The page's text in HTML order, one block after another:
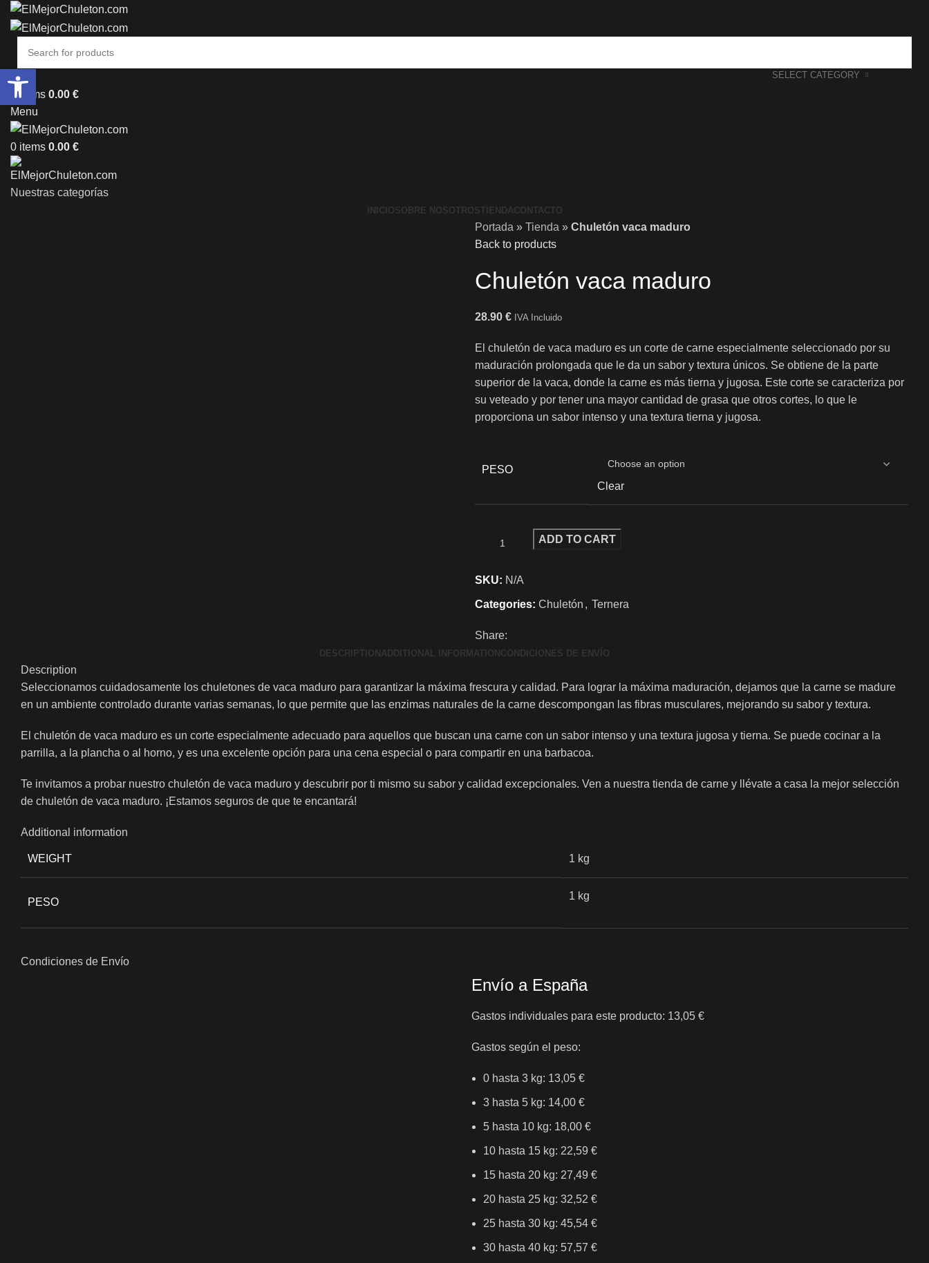
SELECT CATEGORY
0 items 0.00 €
Menu
0 items 0.00 €
Nuestras categorías
INICIOSOBRE NOSOTROSTIENDACONTACTO
Portada » Tienda » Chuletón vaca maduro
Back to products
Chuletón vaca maduro
28.90 € IVA Incluido
El chuletón de vaca maduro es un corte de carne especialmente seleccionado por su
maduración prolongada que le da un sabor y textura únicos. Se obtiene de la parte
superior de la vaca, donde la carne es más tierna y jugosa. Este corte se caracteriza por
su veteado y por tener una mayor cantidad de grasa que otros cortes, lo que le
proporciona un sabor intenso y una textura tierna y jugosa.
PESO
Clear
ADD TO CART
SKU: N/A
Categories: Chuletón , Ternera
Share:
DESCRIPTION ADDITIONAL INFORMATION CONDICIONES DE ENVÍO
Description
Seleccionamos cuidadosamente los chuletones de vaca maduro para garantizar la máxima frescura y calidad. Para lograr la máxima maduración, dejamos que la carne se madure
en un ambiente controlado durante varias semanas, lo que permite que las enzimas naturales de la carne descompongan las fibras musculares, mejorando su sabor y textura.
El chuletón de vaca maduro es un corte especialmente adecuado para aquellos que buscan una carne con un sabor intenso y una textura jugosa y tierna. Se puede cocinar a la
parrilla, a la plancha o al horno, y es una excelente opción para una cena especial o para compartir en una barbacoa.
Te invitamos a probar nuestro chuletón de vaca maduro y descubrir por ti mismo su sabor y calidad excepcionales. Ven a nuestra tienda de carne y llévate a casa la mejor selección
de chuletón de vaca maduro. ¡Estamos seguros de que te encantará!
Additional information
WEIGHT 1 kg
PESO
1 kg
Condiciones de Envío
Envío a España
Gastos individuales para este producto: 13,05 €
Gastos según el peso:
0 hasta 3 kg: 13,05 €
3 hasta 5 kg: 14,00 €
5 hasta 10 kg: 18,00 €
10 hasta 15 kg: 22,59 €
15 hasta 20 kg: 27,49 €
20 hasta 25 kg: 32,52 €
25 hasta 30 kg: 45,54 €
30 hasta 40 kg: 57,57 €
Abrir barra de herramientas